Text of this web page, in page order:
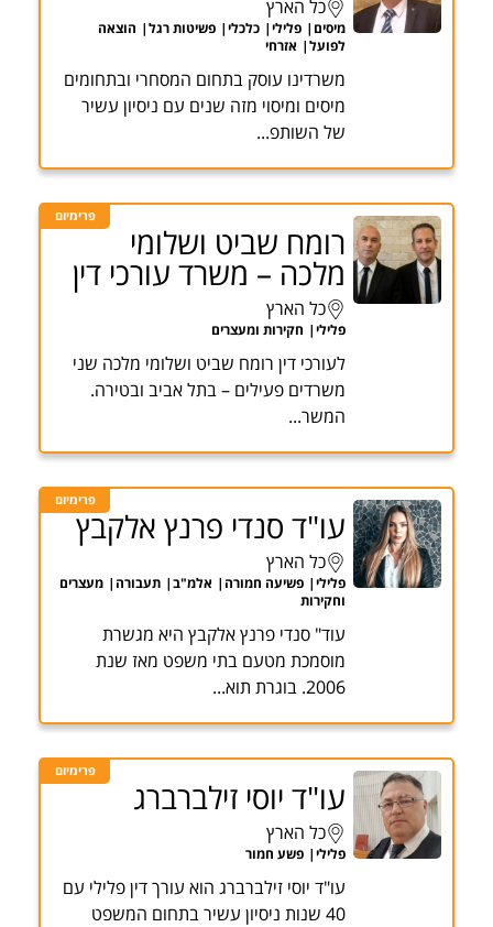
כל הארץ
מיסים פלילי כלכלי פשיטות רגל
הוצאה
לפועל
אזרחי
משרדינו עוסק בתחום המסחרי ובתחומים
מיסים ומיסוי מזה שנים עם ניסיון עשיר
של השותפ...
פרימיום
רומח שביט ושלומי
מלכה – משרד עורכי דין
כל הארץ
פלילי חקירות ומעצרים
לעורכי דין רומח שביט ושלומי מלכה שני
משרדים פעילים – בתל אביב ובטירה.
המשר...
פרימיום
עו"ד סנדי פרנץ אלקבץ
כל הארץ
פלילי פשיעה חמורה אלמ"ב תעבורה
מעצרים
וחקירות
עוד" סנדי פרנץ אלקבץ היא מגשרת
מוסמכת מטעם בתי משפט מאז שנת
2006. בוגרת תוא...
פרימיום
עו"ד יוסי זילברברג
כל הארץ
פלילי פשע חמור
עו"ד יוסי זילברברג הוא עורך דין פלילי עם
40 שנות ניסיון עשיר בתחום המשפט